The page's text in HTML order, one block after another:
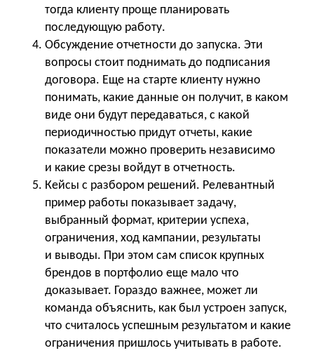
тогда клиенту проще планировать
последующую работу.
Обсуждение отчетности до запуска. Эти
вопросы стоит поднимать до подписания
договора. Еще на старте клиенту нужно
понимать, какие данные он получит, в каком
виде они будут передаваться, с какой
периодичностью придут отчеты, какие
показатели можно проверить независимо
и какие срезы войдут в отчетность.
Кейсы с разбором решений. Релевантный
пример работы показывает задачу,
выбранный формат, критерии успеха,
ограничения, ход кампании, результаты
и выводы. При этом сам список крупных
брендов в портфолио еще мало что
доказывает. Гораздо важнее, может ли
команда объяснить, как был устроен запуск,
что считалось успешным результатом и какие
ограничения пришлось учитывать в работе.